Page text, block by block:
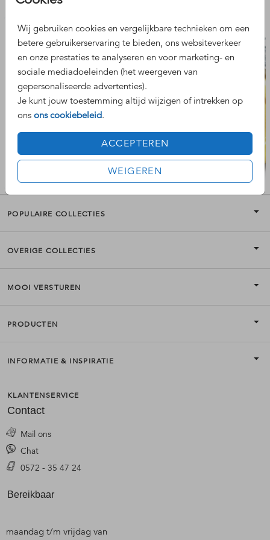
Wij gebruiken cookies en vergelijkbare technieken om een
betere gebruikerservaring te bieden, ons websiteverkeer
en onze prestaties te analyseren en voor marketing- en
sociale mediadoeleinden (het weergeven van
gepersonaliseerde advertenties).
Je kunt jouw toestemming altijd wijzigen of intrekken op
ons ons cookiebeleid.
ACCEPTEREN
WEIGEREN
gedrukt op papier.
Hulp nodig bij het ontwerpen? Neem gerust contact met
ons op.
EXCLUSIEF WIJNFLES.
Nog meer leuke ontwerpen
POPULAIRE COLLECTIES
OVERIGE COLLECTIES
MOOI VERSTUREN
PRODUCTEN
INFORMATIE & INSPIRATIE
KLANTENSERVICE
Contact
Mail ons
Chat
0572 - 35 47 24
Bereikbaar
maandag t/m vrijdag van